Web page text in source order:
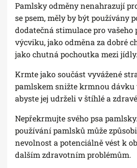
Pamlsky odměny nenahrazují
se psem, měly by být používány
dodatečná stimulace pro vašeho
výcviku, jako odměna za dobré
jako chutná pochoutka mezi jídly.
Krmte jako součást vyvážené
pamlskem snižte krmnou dávku
abyste jej udrželi v štíhlé a
Nepřekrmujte svého psa
používání pamlsků může
nevolnost a potenciálně vést k
dalším zdravotním problémům.